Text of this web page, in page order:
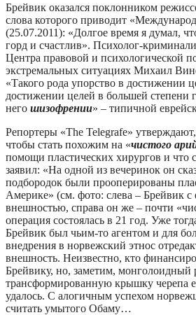
Брейвик оказался поклонником
слова которого приводит
(25.07.2011): «Долгое время я думал,
горд и счастлив». Психолог-
Центра правовой и психологической
экстремальных ситуациях Михаил
«Такого рода упорство в достижении
достижении целей в большей степени
него шизофрении» – типичной
Репортеры «The Telegrafe»
чтобы стать похожим на «чистого
помощи пластических хирургов и что
заявил: «На одной из вечеринок он
подбородок были прооперированы
Америке» (см. фото: слева – Брейвик с
внешностью, справа он же – почти
операция состоялась в 21 год. Уже
Брейвик был чьим-то агентом и для
внедрения в норвежский этнос
внешность. Неизвестно, кто
Брейвику, но, заметим, монголоидный
трансформированную крышку черепа
удалось. С алогичным успехом
считать умытого Обаму…